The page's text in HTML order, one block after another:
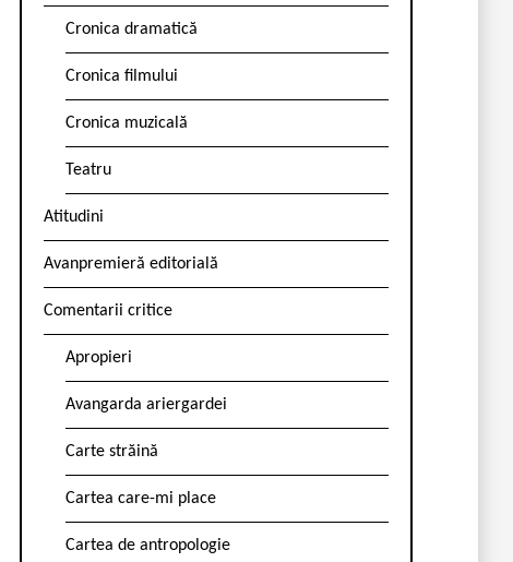
Cronica dramatică
Cronica filmului
Cronica muzicală
Teatru
Atitudini
Avanpremieră editorială
Comentarii critice
Apropieri
Avangarda ariergardei
Carte străină
Cartea care-mi place
Cartea de antropologie